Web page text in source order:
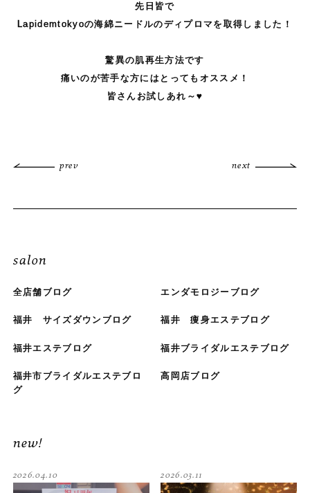
先日皆で
Lapidemtokyoの海綿ニードルのディプロマを取得しました！
驚異の肌再生方法です
痛いのが苦手な方にはとってもオススメ！
皆さんお試しあれ～♥
prev next
salon
全店舗ブログ エンダモロジーブログ
福井 サイズダウンブログ 福井 痩身エステブログ
福井エステブログ 福井ブライダルエステブログ
福井市ブライダルエステブロ
グ
高岡店ブログ
new!
2026.04.10 2026.03.11